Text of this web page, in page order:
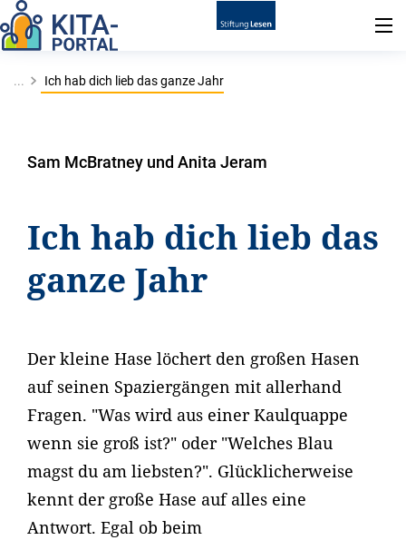
... Ich hab dich lieb das ganze Jahr
Sam McBratney und Anita Jeram
Ich hab dich lieb das
ganze Jahr
Der kleine Hase löchert den großen Hasen
auf seinen Spaziergängen mit allerhand
Fragen. "Was wird aus einer Kaulquappe
wenn sie groß ist?" oder "Welches Blau
magst du am liebsten?". Glücklicherweise
kennt der große Hase auf alles eine
Antwort. Egal ob beim